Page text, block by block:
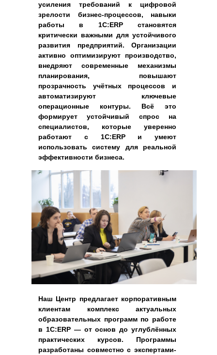
усиления требований к цифровой
зрелости бизнес-процессов, навыки
работы в 1С:ERP становятся
критически важными для устойчивого
развития предприятий. Организации
активно оптимизируют производство,
внедряют современные механизмы
планирования, повышают
прозрачность учётных процессов и
автоматизируют ключевые
операционные контуры. Всё это
формирует устойчивый спрос на
специалистов, которые уверенно
работают с 1С:ERP и умеют
использовать систему для реальной
эффективности бизнеса.
Наш Центр предлагает корпоративным
клиентам комплекс актуальных
образовательных программ по работе
в 1С:ERP — от основ до углублённых
практических курсов. Программы
разработаны совместно с экспертами-